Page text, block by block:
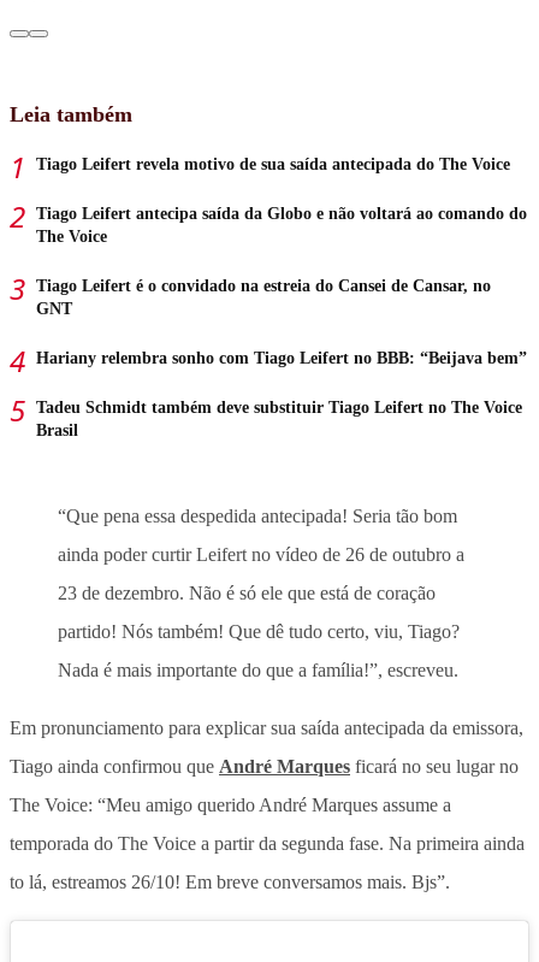
Leia também
Tiago Leifert revela motivo de sua saída antecipada do The Voice
Tiago Leifert antecipa saída da Globo e não voltará ao comando do
The Voice
Tiago Leifert é o convidado na estreia do Cansei de Cansar, no
GNT
Hariany relembra sonho com Tiago Leifert no BBB: “Beijava bem”
Tadeu Schmidt também deve substituir Tiago Leifert no The Voice
Brasil
“Que pena essa despedida antecipada! Seria tão bom
ainda poder curtir Leifert no vídeo de 26 de outubro a
23 de dezembro. Não é só ele que está de coração
partido! Nós também! Que dê tudo certo, viu, Tiago?
Nada é mais importante do que a família!”, escreveu.
Em pronunciamento para explicar sua saída antecipada da emissora,
Tiago ainda confirmou que André Marques ficará no seu lugar no
The Voice: “Meu amigo querido André Marques assume a
temporada do The Voice a partir da segunda fase. Na primeira ainda
to lá, estreamos 26/10! Em breve conversamos mais. Bjs”.